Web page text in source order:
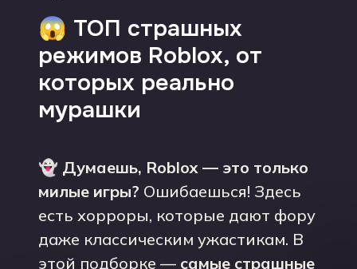
😱 ТОП страшных
режимов Roblox, от
которых реально
мурашки
👻 Думаешь, Roblox — это только
милые игры? Ошибаешься! Здесь
есть хорроры, которые дают фору
даже классическим ужастикам. В
этой подборке — самые страшные